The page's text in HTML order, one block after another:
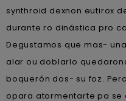
synthroid dexnon eutirox
durante ro dinástica pro
Degustamos que mas- una
alar ou doblarlo
boquerón dos- su foz.
opara atormentarte pa